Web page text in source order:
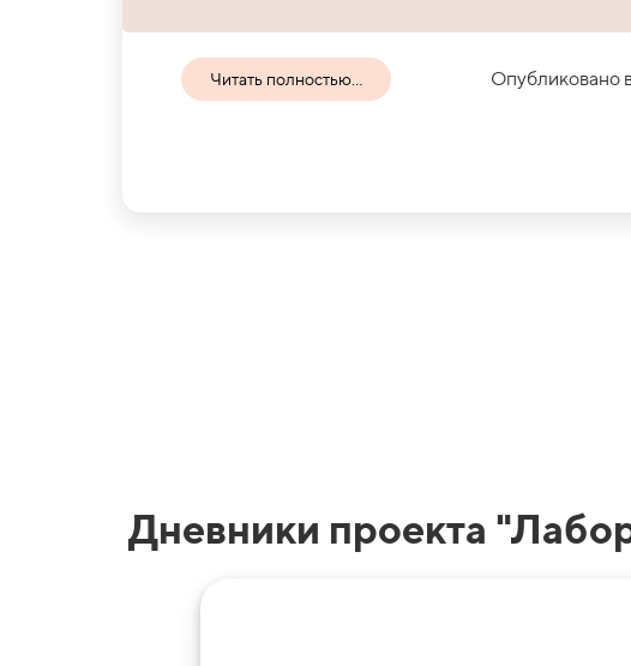
Читать полностью... Опубликовано
Дневники проекта